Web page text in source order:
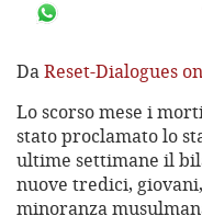
DaReset-Dialogues
Lo scorso mese i
stato proclamato lo
ultime settimane il
nuove tredici,
minoranza